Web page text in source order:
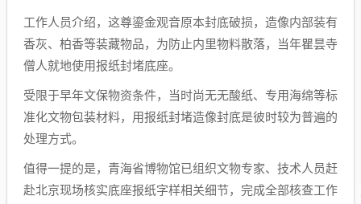
工作人员介绍，这尊鎏金观音原本封底破损，造像内部装有
香灰、柏香等装藏物品，为防止内里物料散落，当年瞿昙寺
僧人就地使用报纸封堵底座。
受限于早年文保物资条件，当时尚无无酸纸、专用海绵等标
准化文物包装材料，用报纸封堵造像封底是彼时较为普遍的
处理方式。
值得一提的是，青海省博物馆已组织文物专家、技术人员赶
赴北京现场核实底座报纸字样相关细节，完成全部核查工作